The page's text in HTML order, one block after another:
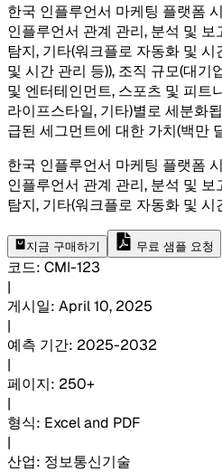
한국 인플루언서 마케팅 플랫폼
인플루언서 관계 관리, 분석 및 보
탐지, 기타(워크플로 자동화 및
및 시간 관리 등)), 조직 규모(대기
및 엔터테인먼트, 스포츠 및 피트
라이프스타일, 기타)별로 세분화
급된 세그먼트에 대한 가치(백만
한국 인플루언서 마케팅 플랫폼
인플루언서 관계 관리, 분석 및 보
탐지, 기타(워크플로 자동화 및 시
지금 구매하기 무료 샘플 요청
코드: CMI-123
|
게시일: April 10, 2025
|
예측 기간: 2025-2032
|
페이지: 250+
|
형식: Excel and PDF
|
산업: 정보통신기술